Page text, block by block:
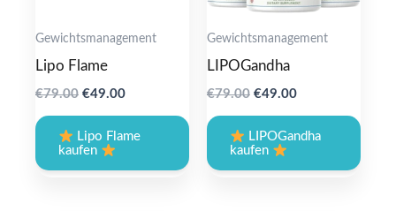
Gewichtsmanagement
Lipo Flame
€79.00 Original
€79.00.
€49.00Current
€49.00.
Lipo Flame
kaufen
Gewichtsmanagement
LIPOGandha
€79.00 Original
€79.00.
€49.00Current
€49.00.
LIPOGandha
kaufen